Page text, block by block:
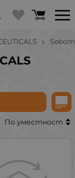
По уместност